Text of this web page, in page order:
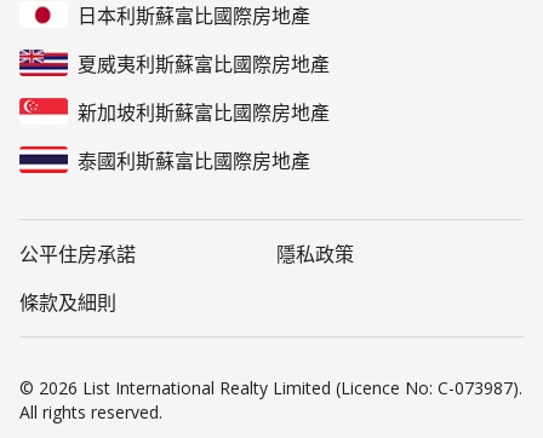
日本利斯蘇富比國際房地產
夏威夷利斯蘇富比國際房地產
新加坡利斯蘇富比國際房地產
泰國利斯蘇富比國際房地產
公平住房承諾
隱私政策
條款及細則
© 2026 List International Realty Limited (Licence No: C-073987).
All rights reserved.